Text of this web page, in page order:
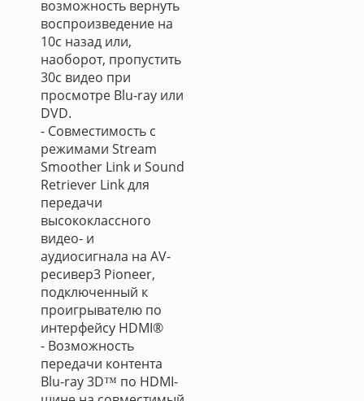
возможность вернуть
воспроизведение на
10с назад или,
наоборот, пропустить
30с видео при
просмотре Blu-ray или
DVD.
- Совместимость с
режимами Stream
Smoother Link и Sound
Retriever Link для
передачи
высококлассного
видео- и
аудиосигнала на AV-
ресивер3 Pioneer,
подключенный к
проигрывателю по
интерфейсу HDMI®
- Возможность
передачи контента
Blu-ray 3D™ по HDMI-